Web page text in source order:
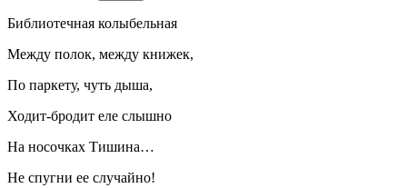
Библиотечная колыбельная
Между полок, между книжек,
По паркету, чуть дыша,
Ходит-бродит еле слышно
На носочках Тишина…
Не спугни ее случайно!